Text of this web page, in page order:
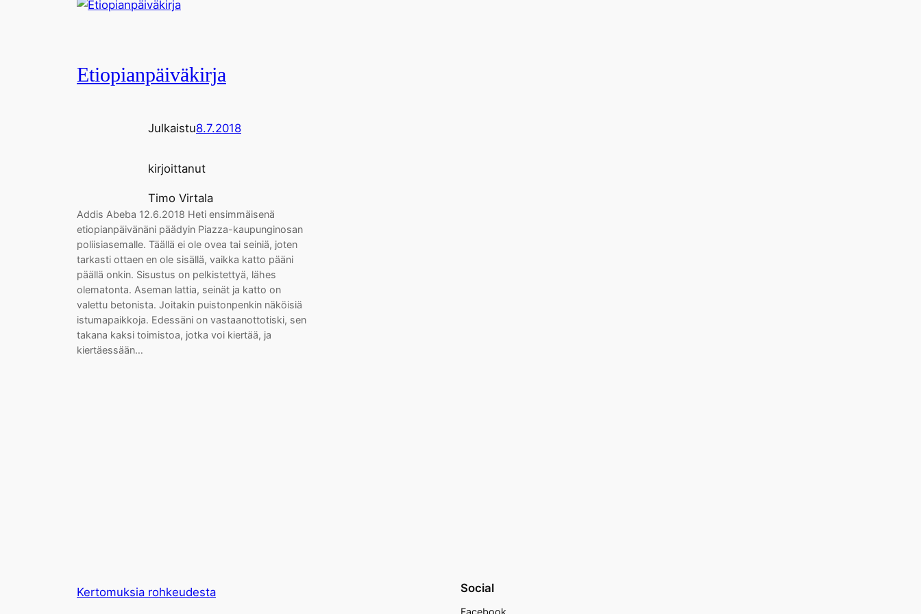
Etiopianpäiväkirja
Julkaistu8.7.2018
kirjoittanut
Timo Virtala
Addis Abeba 12.6.2018 Heti ensimmäisenä
etiopianpäivänäni päädyin Piazza-kaupunginosan
poliisiasemalle. Täällä ei ole ovea tai seiniä, joten
tarkasti ottaen en ole sisällä, vaikka katto pääni
päällä onkin. Sisustus on pelkistettyä, lähes
olematonta. Aseman lattia, seinät ja katto on
valettu betonista. Joitakin puistonpenkin näköisiä
istumapaikkoja. Edessäni on vastaanottotiski, sen
takana kaksi toimistoa, jotka voi kiertää, ja
kiertäessään…
Kertomuksia rohkeudesta Social
Facebook